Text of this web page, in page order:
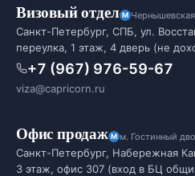
Визовый отдел Чернышевская
Санкт-Петербург, СПБ, ул.
переулка, 1 этаж, 4 дверь (не
+7 (967) 976-59-67
viza@capricorn.ru
Офис продаж м. Гостинный
Санкт-Петербург, Набережная
3 этаж, офис 307 (вход в БЦ